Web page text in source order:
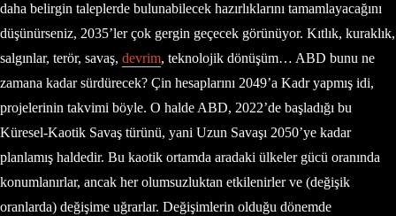
daha belirgin taleplerde bulunabilecek hazırlıklarını tamamlayacağını
düşünürseniz, 2035’ler çok gergin geçecek görünüyor. Kıtlık, kuraklık,
salgınlar, terör, savaş, devrim, teknolojik dönüşüm… ABD bunu ne
zamana kadar sürdürecek? Çin hesaplarını 2049’a Kadr yapmış idi,
projelerinin takvimi böyle. O halde ABD, 2022’de başladığı bu
Küresel-Kaotik Savaş türünü, yani Uzun Savaşı 2050’ye kadar
planlamış haldedir. Bu kaotik ortamda aradaki ülkeler gücü oranında
konumlanırlar, ancak her olumsuzluktan etkilenirler ve (değişik
oranlarda) değişime uğrarlar. Değişimlerin olduğu dönemde